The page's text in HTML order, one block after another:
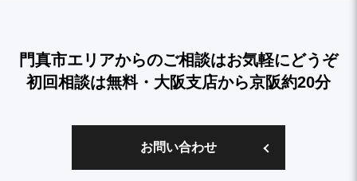
門真市エリアからのご相談はお気軽にどうぞ
初回相談は無料・ 大阪支店から京阪約20分
お問い合わせ